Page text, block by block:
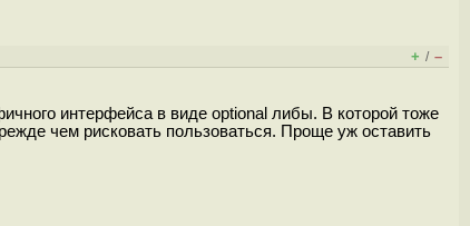
+ / –
интерфейса в виде optional либы. В которой тоже
чем рисковать пользоваться. Проще уж оставить